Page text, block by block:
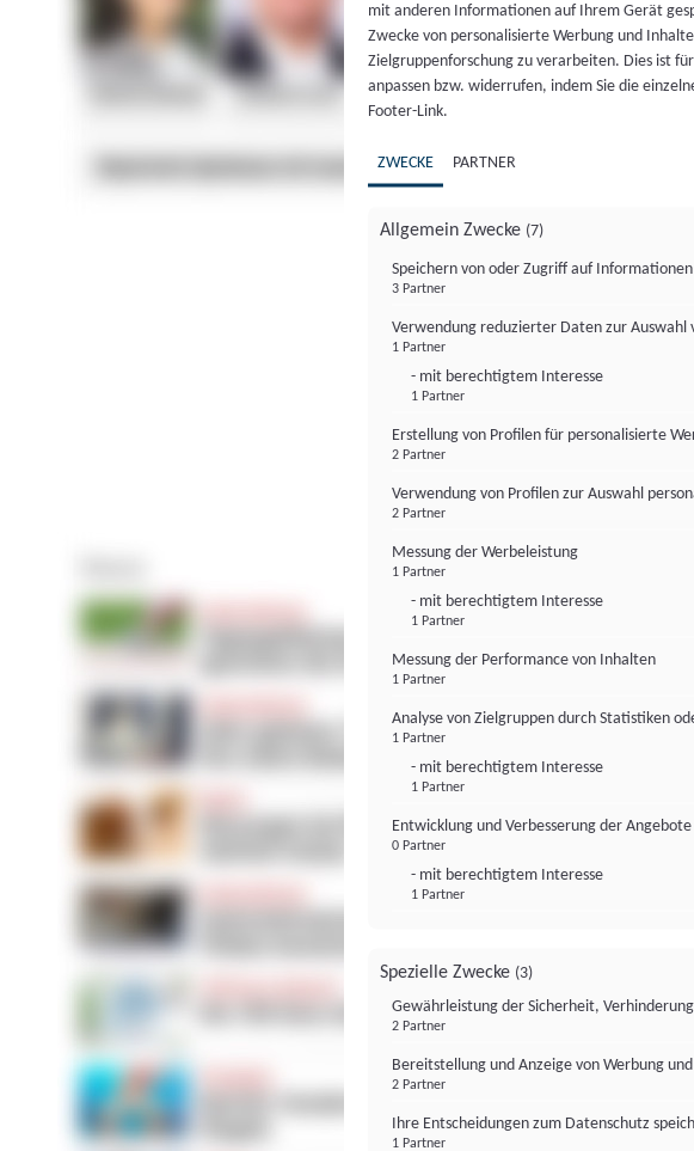
mit anderen Informationen auf Ihrem Gerät
Zwecke von personalisierte Werbung und
Zielgruppenforschung zu verarbeiten. Dies ist
anpassen bzw. widerrufen, indem Sie die
Footer-Link.
ZWECKE PARTNER
Allgemein Zwecke (7)
Speichern von oder Zugriff auf
3 Partner
Verwendung reduzierter Daten zur Auswahl
1 Partner
- mit berechtigtem Interesse
1 Partner
Erstellung von Profilen für personalisierte
2 Partner
Verwendung von Profilen zur Auswahl
2 Partner
Messung der Werbeleistung
1 Partner
- mit berechtigtem Interesse
1 Partner
Messung der Performance von Inhalten
1 Partner
Analyse von Zielgruppen durch Statistiken
1 Partner
- mit berechtigtem Interesse
1 Partner
Entwicklung und Verbesserung der Angebote
0 Partner
- mit berechtigtem Interesse
1 Partner
Spezielle Zwecke (3)
Gewährleistung der Sicherheit,
2 Partner
Bereitstellung und Anzeige von Werbung
2 Partner
Ihre Entscheidungen zum Datenschutz
1 Partner